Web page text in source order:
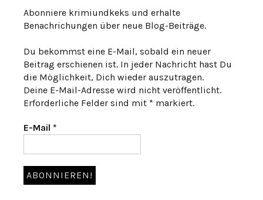
Abonniere krimiundkeks und erhalte
Benachrichungen über neue Blog-Beiträge.
Du bekommst eine E-Mail, sobald ein neuer
Beitrag erschienen ist. In jeder Nachricht hast Du
die Möglichkeit, Dich wieder auszutragen.
Deine E-Mail-Adresse wird nicht veröffentlicht.
Erforderliche Felder sind mit * markiert.
E-Mail *